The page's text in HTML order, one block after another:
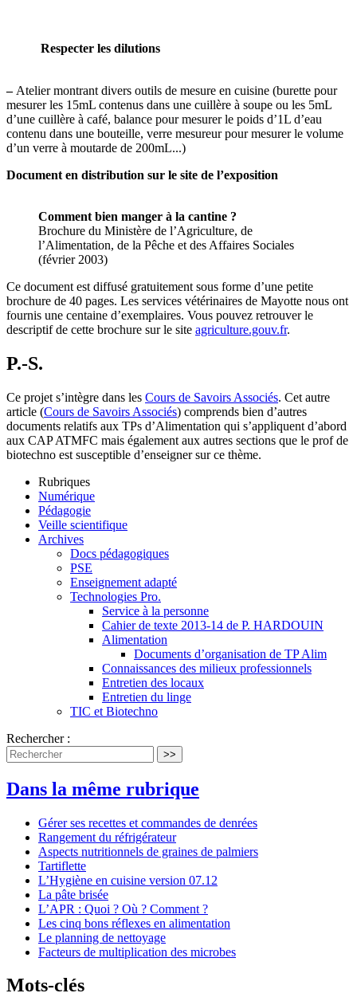
Respecter les dilutions
–Atelier montrant divers outils de mesure en cuisine (burette pour
mesurer les 15mL contenus dans une cuillère à soupe ou les 5mL
d’une cuillère à café, balance pour mesurer le poids d’1L d’eau
contenu dans une bouteille, verre mesureur pour mesurer le volume
d’un verre à moutarde de 200mL...)
Document en distribution sur le site de l’exposition
Comment bien manger à la cantine ?
Brochure du Ministère de l’Agriculture, de
l’Alimentation, de la Pêche et des Affaires Sociales
(février 2003)
Ce document est diffusé gratuitement sous forme d’une petite
brochure de 40 pages. Les services vétérinaires de Mayotte nous ont
fournis une centaine d’exemplaires. Vous pouvez retrouver le
descriptif de cette brochure sur le site agriculture.gouv.fr.
P.-S.
Ce projet s’intègre dans les Cours de Savoirs Associés. Cet autre
article (Cours de Savoirs Associés) comprends bien d’autres
documents relatifs aux TPs d’Alimentation qui s’appliquent d’abord
aux CAP ATMFC mais également aux autres sections que le prof de
biotechno est susceptible d’enseigner sur ce thème.
Rubriques
Numérique
Pédagogie
Veille scientifique
Archives
Docs pédagogiques
PSE
Enseignement adapté
Technologies Pro.
Service à la personne
Cahier de texte 2013-14 de P. HARDOUIN
Alimentation
Documents d’organisation de TP Alim
Connaissances des milieux professionnels
Entretien des locaux
Entretien du linge
TIC et Biotechno
Rechercher :
>>
Dans la même rubrique
Gérer ses recettes et commandes de denrées
Rangement du réfrigérateur
Aspects nutritionnels de graines de palmiers
Tartiflette
L’Hygiène en cuisine version 07.12
La pâte brisée
L’APR : Quoi ? Où ? Comment ?
Les cinq bons réflexes en alimentation
Le planning de nettoyage
Facteurs de multiplication des microbes
Mots-clés